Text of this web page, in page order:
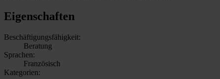
Eigenschaften
Beschäftigungsfähigkeit:
Beratung
Sprachen:
Französisch
Kategorien: